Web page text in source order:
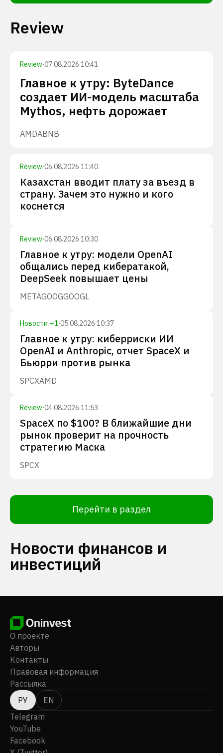
Review
Review·07.08.2026 10:41
Главное к утру: ByteDance
создает ИИ-модель масштаба
Mythos, нефть дорожает
AMDABNB
Review·06.08.2026 11:40
Казахстан вводит плату за въезд в
страну. Зачем это нужно и кого
коснется
Review·06.08.2026 10:30
Главное к утру: модели OpenAI
общались перед кибератакой,
DeepSeek повышает цены
METAGOOGGOOGL
Новости·+1·05.08.2026 10:37
Главное к утру: киберриски ИИ
OpenAI и Anthropic, отчет SpaceX и
Бьюрри против рынка
SPCXAMD
Review·04.08.2026 11:53
SpaceX по $100? В ближайшие дни
рынок проверит на прочность
стратегию Маска
SPCX
Перейти в раздел
Новости финансов и
инвестиций
О проекте
Авторы
Контакты
Правовая информация
Рассылка
РУ
EN
Telegram
YouTube
Facebook